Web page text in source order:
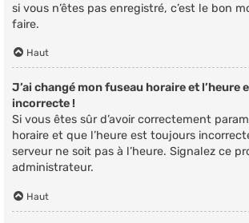
si vous n’êtes pas enregistré, c’est le bon
faire.
Haut
J’ai changé mon fuseau horaire et l’heure
incorrecte !
Si vous êtes sûr d’avoir correctement
horaire et que l’heure est toujours
serveur ne soit pas à l’heure. Signalez ce
administrateur.
Haut